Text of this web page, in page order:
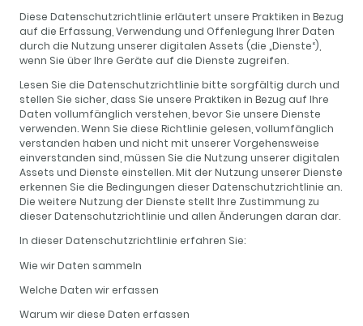
Diese Datenschutzrichtlinie erläutert unsere Praktiken in Bezug
auf die Erfassung, Verwendung und Offenlegung Ihrer Daten
durch die Nutzung unserer digitalen Assets (die „Dienste“),
wenn Sie über Ihre Geräte auf die Dienste zugreifen.
Lesen Sie die Datenschutzrichtlinie bitte sorgfältig durch und
stellen Sie sicher, dass Sie unsere Praktiken in Bezug auf Ihre
Daten vollumfänglich verstehen, bevor Sie unsere Dienste
verwenden. Wenn Sie diese Richtlinie gelesen, vollumfänglich
verstanden haben und nicht mit unserer Vorgehensweise
einverstanden sind, müssen Sie die Nutzung unserer digitalen
Assets und Dienste einstellen. Mit der Nutzung unserer Dienste
erkennen Sie die Bedingungen dieser Datenschutzrichtlinie an.
Die weitere Nutzung der Dienste stellt Ihre Zustimmung zu
dieser Datenschutzrichtlinie und allen Änderungen daran dar.
In dieser Datenschutzrichtlinie erfahren Sie:
Wie wir Daten sammeln
Welche Daten wir erfassen
Warum wir diese Daten erfassen